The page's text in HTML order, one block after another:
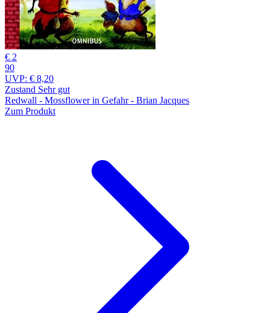
€ 2
90
UVP: € 8,20
Zustand Sehr gut
Redwall - Mossflower in Gefahr - Brian Jacques
Zum Produkt